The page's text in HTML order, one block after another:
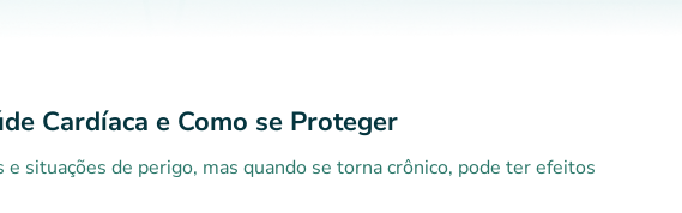
Cardíaca e Como se Proteger
situações de perigo, mas quando se torna crônico, pode ter efeitos